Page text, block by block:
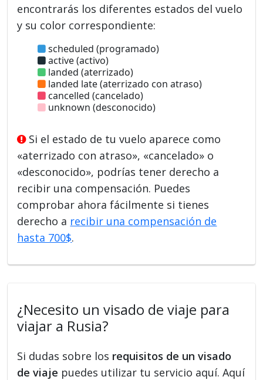
encontrarás los diferentes estados del vuelo
y su color correspondiente:
scheduled (programado)
active (activo)
landed (aterrizado)
landed late (aterrizado con atraso)
cancelled (cancelado)
unknown (desconocido)
Si el estado de tu vuelo aparece como
«aterrizado con atraso», «cancelado» o
«desconocido», podrías tener derecho a
recibir una compensación. Puedes
comprobar ahora fácilmente si tienes
derecho a recibir una compensación de
hasta 700$.
¿Necesito un visado de viaje para
viajar a Rusia?
Si dudas sobre los requisitos de un visado
de viaje puedes utilizar tu servicio aquí. Aquí